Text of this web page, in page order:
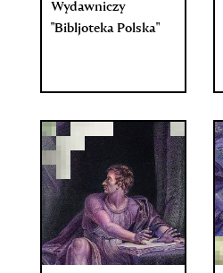
Wydawniczy
"Bibljoteka Polska"